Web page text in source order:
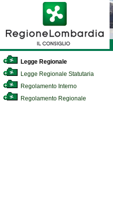
Legge Regionale
Legge Regionale Statutaria
Regolamento Interno
Regolamento Regionale